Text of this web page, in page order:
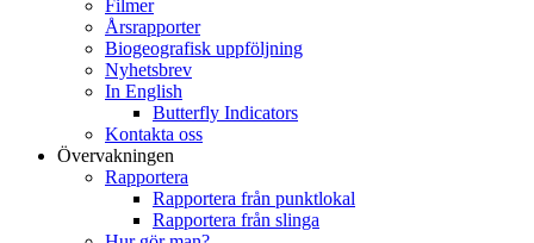
Filmer
Årsrapporter
Biogeografisk uppföljning
Nyhetsbrev
In English
Butterfly Indicators
Kontakta oss
Övervakningen
Rapportera
Rapportera från punktlokal
Rapportera från slinga